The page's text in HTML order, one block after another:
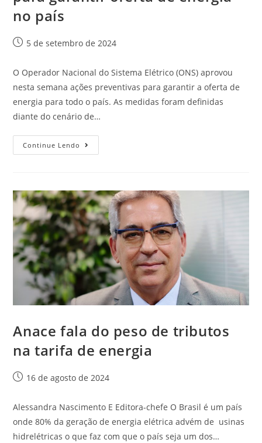
no país
5 de setembro de 2024
O Operador Nacional do Sistema Elétrico (ONS) aprovou
nesta semana ações preventivas para garantir a oferta de
energia para todo o país. As medidas foram definidas
diante do cenário de…
Continue Lendo
Anace fala do peso de tributos
na tarifa de energia
16 de agosto de 2024
Alessandra Nascimento E Editora-chefe O Brasil é um país
onde 80% da geração de energia elétrica advém de usinas
hidrelétricas o que faz com que o país seja um dos…